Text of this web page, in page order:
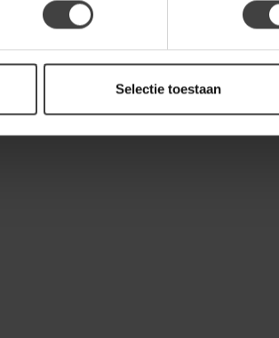
Selectie toestaan